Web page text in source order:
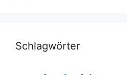
Schlagwörter